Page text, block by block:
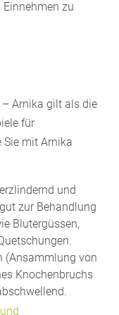
zu
Arnika gilt als die
für
Sie mit Arnika
und
zur Behandlung
Blutergüssen,
(Ansammlung von
Knochenbruchs